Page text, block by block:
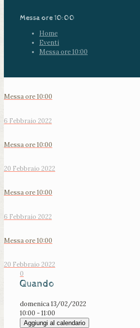
Messa ore 10:00
Home
Eventi
Messa ore 10:00
Messa ore 10:00
6 Febbraio 2022
Messa ore 10:00
20 Febbraio 2022
Messa ore 10:00
6 Febbraio 2022
Messa ore 10:00
20 Febbraio 2022
0
Quando
domenica 13/02/2022
10:00 - 11:00
Aggiungi al calendario